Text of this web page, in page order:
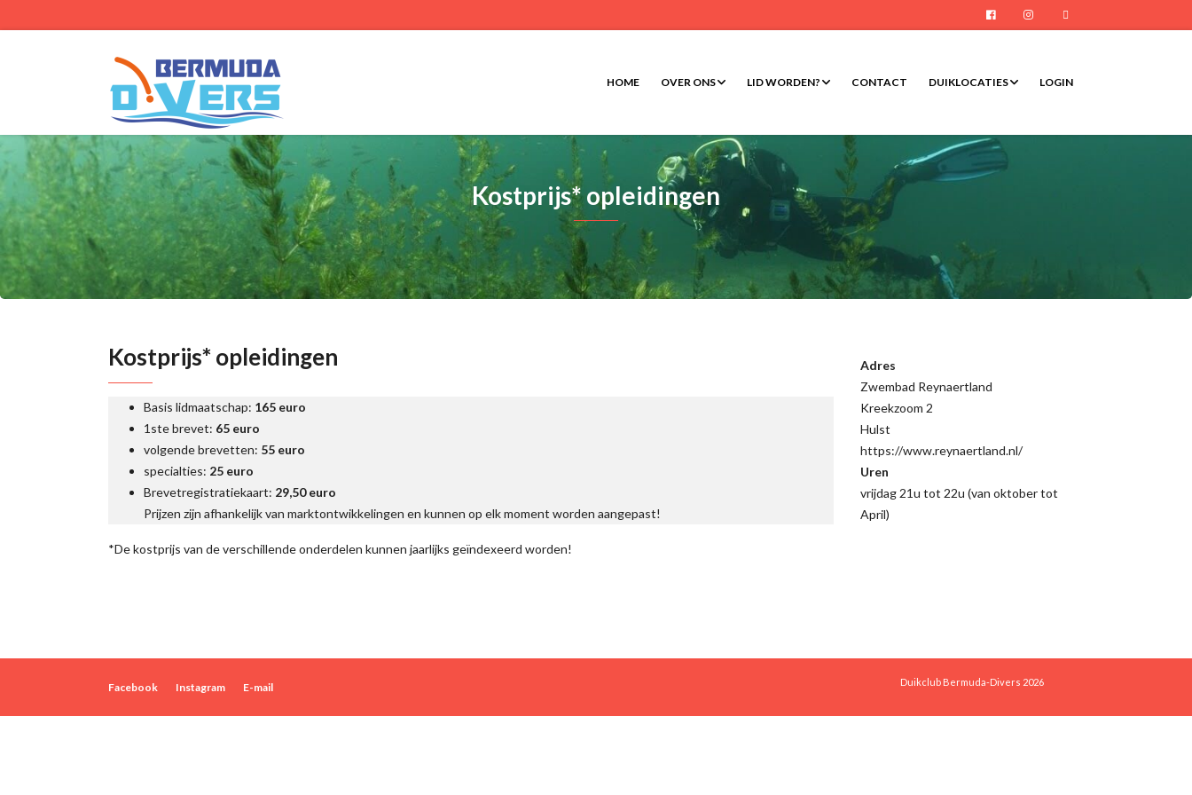
Facebook Instagram
HOME OVER ONS LID WORDEN? CONTACT DUIKLOCATIES LOGIN
Kostprijs* opleidingen
Kostprijs* opleidingen
Basis lidmaatschap: 165 euro
1ste brevet: 65 euro
volgende brevetten: 55 euro
specialties: 25 euro
Brevetregistratiekaart: 29,50 euro
Prijzen zijn afhankelijk van marktontwikkelingen en kunnen op elk moment worden aangepast!
*De kostprijs van de verschillende onderdelen kunnen jaarlijks geïndexeerd worden!
Adres
Zwembad Reynaertland
Kreekzoom 2
Hulst
https://www.reynaertland.nl/
Uren
vrijdag 21u tot 22u (van oktober tot
April)
Facebook Instagram E-mail Duikclub Bermuda-Divers 2026